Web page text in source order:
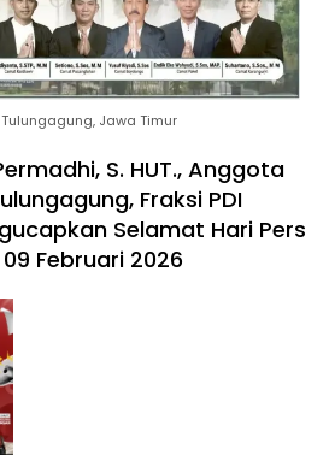
Jawa Timur
S. HUT., Anggota
Fraksi PDI
Selamat Hari Pers
Februari 2026